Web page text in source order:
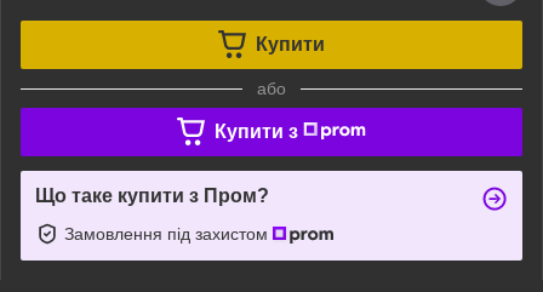
Купити
або
Купити з
Що таке купити з Пром?
Замовлення під захистом